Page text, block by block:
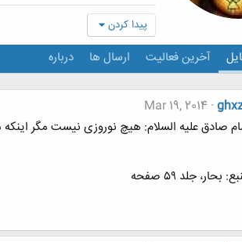
پیدا کردن
آخرین فعالیت ارسال ها درباره
Mar 19, 2014
صادق علیه السلام: هیچ نوروزی نیست مگر اینکه
بحار، جلد ۵۹ صفحه